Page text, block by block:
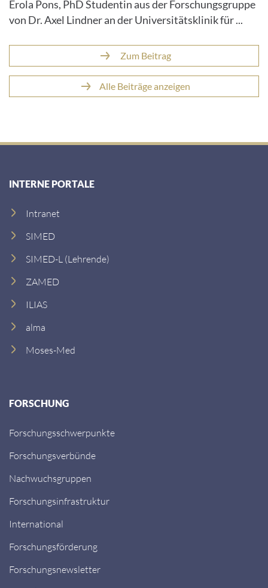
Erola Pons, PhD Studentin aus der Forschungsgruppe
von Dr. Axel Lindner an der Universitätsklinik für ...
Zum Beitrag
Alle Beiträge anzeigen
INTERNE PORTALE
Intranet
SIMED
SIMED-L (Lehrende)
ZAMED
ILIAS
alma
Moses-Med
FORSCHUNG
Forschungsschwerpunkte
Forschungsverbünde
Nachwuchsgruppen
Forschungsinfrastruktur
International
Forschungsförderung
Forschungsnewsletter